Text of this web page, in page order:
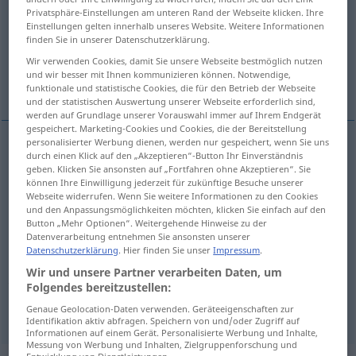
Übersicht aller Übersetzungen
(Für mehr Details die Übersetzung anklicken/antippen)
день, сутки, дня
день Tag
дняgen Tag
сутки PL,-ок GENPL Tag24 Stunden
zu Tage → siehe „zutage“
Privatsphäre-Einstellungen am unteren Rand der Webseite klicken. Ihre
Einstellungen gelten innerhalb unseres Website. Weitere Informationen
finden Sie in unserer Datenschutzerklärung.
Wir verwenden Cookies, damit Sie unsere Webseite bestmöglich nutzen
und wir besser mit Ihnen kommunizieren können. Notwendige,
funktionale und statistische Cookies, die für den Betrieb der Webseite
und der statistischen Auswertung unserer Webseite erforderlich sind,
werden auf Grundlage unserer Vorauswahl immer auf Ihrem Endgerät
gespeichert. Marketing-Cookies und Cookies, die der Bereitstellung
personalisierter Werbung dienen, werden nur gespeichert, wenn Sie uns
durch einen Klick auf den „Akzeptieren“-Button Ihr Einverständnis
geben. Klicken Sie ansonsten auf „Fortfahren ohne Akzeptieren“. Sie
können Ihre Einwilligung jederzeit für zukünftige Besuche unserer
Webseite widerrufen. Wenn Sie weitere Informationen zu den Cookies
und den Anpassungsmöglichkeiten möchten, klicken Sie einfach auf den
Button „Mehr Optionen“. Weitergehende Hinweise zu der
Datenverarbeitung entnehmen Sie ansonsten unserer
Datenschutzerklärung. Hier finden Sie unserImpressum.
Wir und unsere Partner verarbeiten Daten, um
Folgendes bereitzustellen:
Genaue Geolocation-Daten verwenden. Geräteeigenschaften zur
Identifikation aktiv abfragen. Speichern von und/oder Zugriff auf
Informationen auf einem Gerät. Personalisierte Werbung und Inhalte,
Messung von Werbung und Inhalten, Zielgruppenforschung und